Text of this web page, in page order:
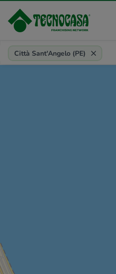
Provincia, comune, zona, riferimento
Città Sant'Angelo (PE)